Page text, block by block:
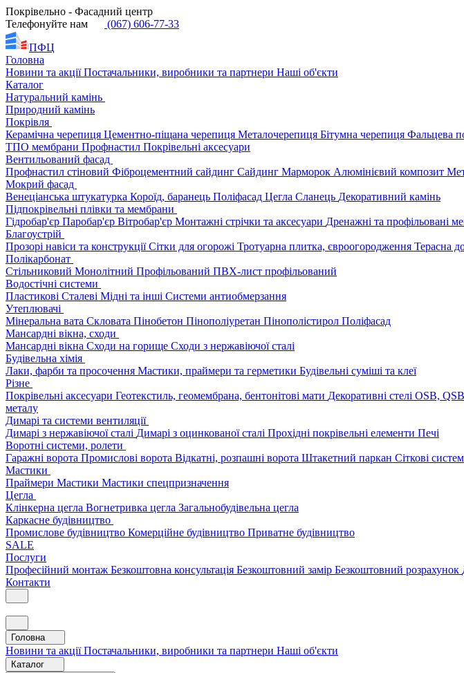
Покрівельно - Фасадний центр
Телефонуйте нам
(067) 606-77-33
ПФЦ
Головна
Новини та акціїПостачальники, виробники та партнери Наші об'єкти
Каталог
Натуральний камінь
Природний камінь
Покрівля
Керамічна черепиця Цементно-піщана черепиця Металочерепиця Бітумна черепиця Фальцева
ТПО мембрани Профнастил Покрівельні аксесуари
Вентильований фасад
Профнастил стіновий Фіброцементний сайдинг Сайдинг Марморок Алюмінієвий композит
Мокрий фасад
Венеціанська штукатурка Короїд, баранець Поліфасад Цегла Сланець Декоративний камінь
Підпокрівельні плівки та мембрани
Гідробар'єр Паробар'єр Вітробар'єр Монтажні стрічки та аксесуари Дренажні та профільовані
Благоустрій
Прозорі навіси та конструкціїСітки для огорожі Тротуарна плитка, євроогородження Терасна
Полікарбонат
Стільниковий Монолітний Профільований ПВХ-лист профільований
Водостічні системи
Пластикові Сталеві Мідні та інші Системи антиобмерзання
Утеплювачі
Мінеральна вата Скловата Пінобетон Пінополіуретан Пінополістирол Поліфасад
Мансардні вікна, сходи
Мансардні вікна Сходи на горище Сходи з нержавіючої сталі
Будівельна хімія
Лаки, фарби та просочення Мастики, праймери та герметики Будівельні суміші та клеї
Різне
Покрівельні аксесуари Геотекстиль, геомембрана, бентонітові мати Декоративні стелі OSB, QSB
металу
Димарі та системи вентиляції
Димарі з нержавіючої сталі Димарі з оцинкованої сталі Прохідні покрівельні елементи Печі
Воротні системи, ролети
Гаражні ворота Промислові ворота Відкатні, розпашні ворота Штакетний паркан Сіткові
Мастики
Праймери Мастики Мастики спецпризначення
Цегла
Клінкерна цегла Вогнетривка цегла Загальнобудівельна цегла
Каркасне будівництво
Промислове будівництво Комерційне будівництво Приватне будівництво
SALE
Послуги
Професійний монтаж Безкоштовна консультація Безкоштовний замір Безкоштовний розрахунок
Контакти
Головна
Новини та акціїПостачальники, виробники та партнери Наші об'єкти
Каталог